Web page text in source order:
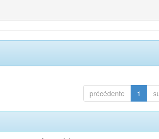
précédente 1